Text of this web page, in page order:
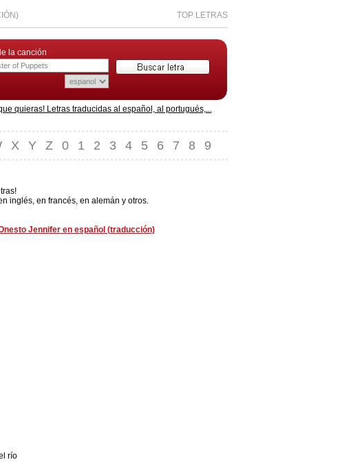
TOP LETRAS
la canción
quieras! Letras traducidas al español, al portugués,...
X Y Z 0 1 2 3 4 5 6 7 8 9
inglés, en francés, en alemán y otros.
Jennifer en español (traducción)
río